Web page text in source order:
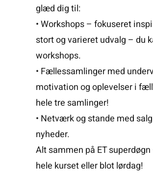
glæd dig til:
• Workshops – fokuseret
stort og varieret udvalg – du
workshops.
• Fællessamlinger med
motivation og oplevelser i
hele tre samlinger!
• Netværk og stande med
nyheder.
Alt sammen på ET
hele kurset eller blot lørdag!